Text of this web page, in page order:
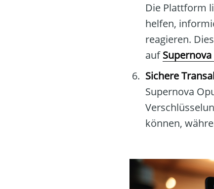
Die Plattform
helfen,
reagieren.
auf
Sichere
Supernova
können,